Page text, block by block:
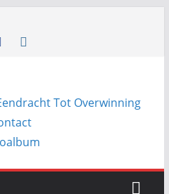
Tot Overwinning